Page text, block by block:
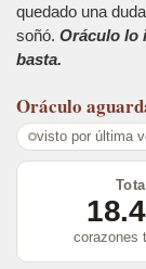
quedado una
soñó. Oráculo lo
basta.
Oráculo
visto por última
Total
corazones